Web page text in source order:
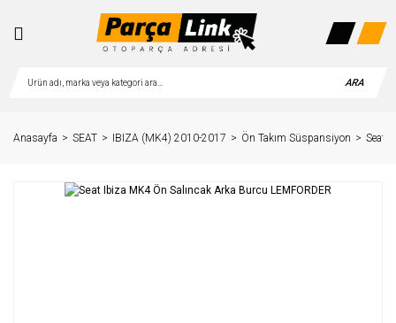
ARA
Anasayfa SEAT IBIZA (MK4) 2010-2017 Ön Takım Süspansiyon Seat